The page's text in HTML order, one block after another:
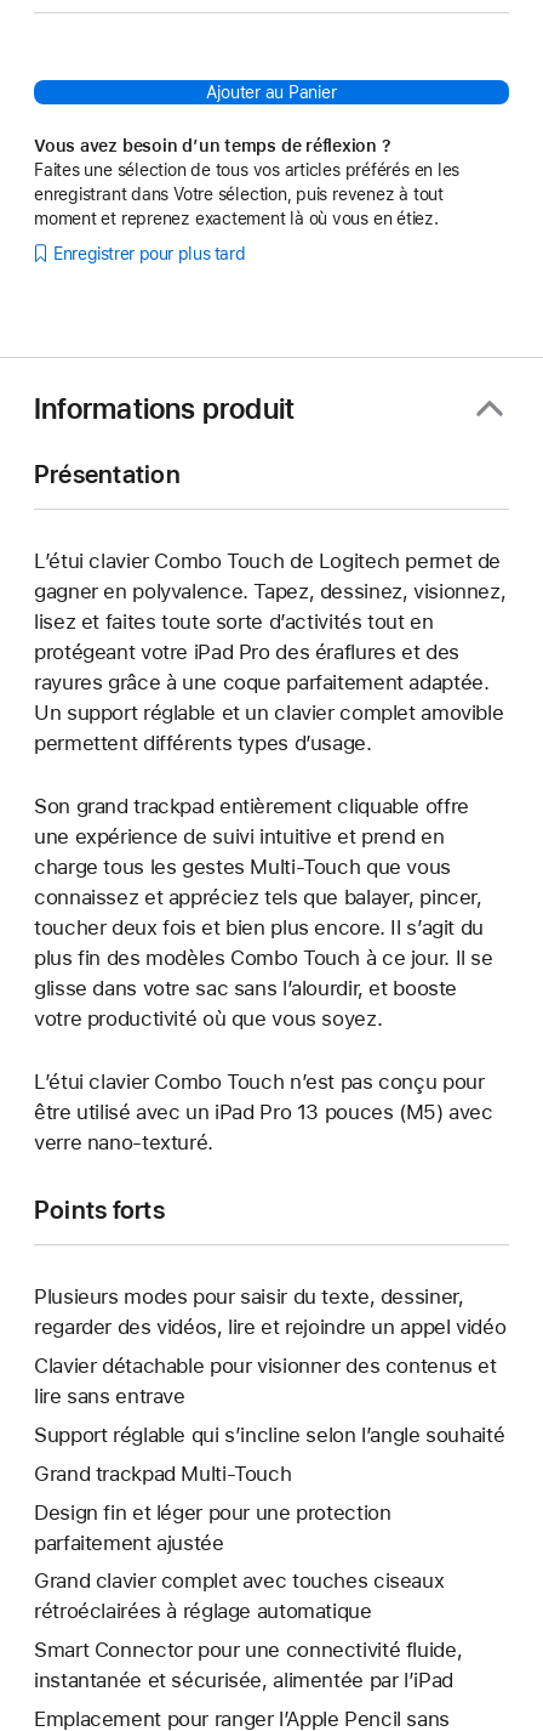
Ajouter au Panier
Vous avez besoin d’un temps de réflexion ?
Faites une sélection de tous vos articles préférés en les
enregistrant dans Votre sélection, puis revenez à tout
moment et reprenez exactement là où vous en étiez.
Enregistrer pour plus tard
Informations produit
Présentation
L’étui clavier Combo Touch de Logitech permet de
gagner en polyvalence. Tapez, dessinez, visionnez,
lisez et faites toute sorte d’activités tout en
protégeant votre iPad Pro des éraflures et des
rayures grâce à une coque parfaitement adaptée.
Un support réglable et un clavier complet amovible
permettent différents types d’usage.
Son grand trackpad entièrement cliquable offre
une expérience de suivi intuitive et prend en
charge tous les gestes Multi-Touch que vous
connaissez et appréciez tels que balayer, pincer,
toucher deux fois et bien plus encore. Il s’agit du
plus fin des modèles Combo Touch à ce jour. Il se
glisse dans votre sac sans l’alourdir, et booste
votre productivité où que vous soyez.
L’étui clavier Combo Touch n’est pas conçu pour
être utilisé avec un iPad Pro 13 pouces (M5) avec
verre nano-texturé.
Points forts
Plusieurs modes pour saisir du texte, dessiner,
regarder des vidéos, lire et rejoindre un appel vidéo
Clavier détachable pour visionner des contenus et
lire sans entrave
Support réglable qui s’incline selon l’angle souhaité
Grand trackpad Multi-Touch
Design fin et léger pour une protection
parfaitement ajustée
Grand clavier complet avec touches ciseaux
rétroéclairées à réglage automatique
Smart Connector pour une connectivité fluide,
instantanée et sécurisée, alimentée par l’iPad
Emplacement pour ranger l’Apple Pencil sans